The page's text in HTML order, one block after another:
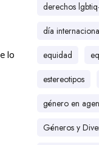
lo
derechos
día
equidad
estereotipos
género en
Géneros y